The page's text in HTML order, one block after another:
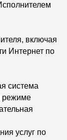
включая
Интернет по
система
режиме
услуг по